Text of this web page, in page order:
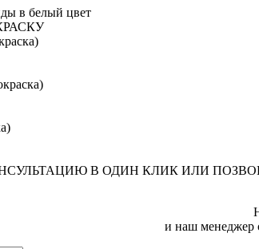
в белый цвет
В ОДИН КЛИК ИЛИ
и наш менеджер